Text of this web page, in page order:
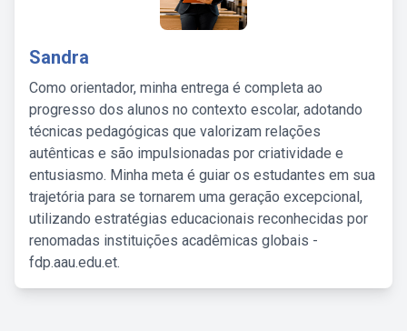
Sandra
Como orientador, minha entrega é completa ao
progresso dos alunos no contexto escolar, adotando
técnicas pedagógicas que valorizam relações
autênticas e são impulsionadas por criatividade e
entusiasmo. Minha meta é guiar os estudantes em sua
trajetória para se tornarem uma geração excepcional,
utilizando estratégias educacionais reconhecidas por
renomadas instituições acadêmicas globais -
fdp.aau.edu.et.